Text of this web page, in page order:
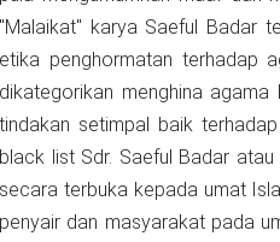
"Malaikat" karya Saeful Badar
etika penghormatan terhadap
dikategorikan menghina agama
tindakan setimpal baik
black list Sdr. Saeful Badar
secara terbuka kepada umat
penyair dan masyarakat pada